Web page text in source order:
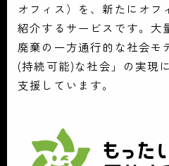
オフィス）を、新たにオフ
紹介するサービスです。大
廃棄の一方通行的な社会モ
(持続可能)な社会」の実現
支援しています。